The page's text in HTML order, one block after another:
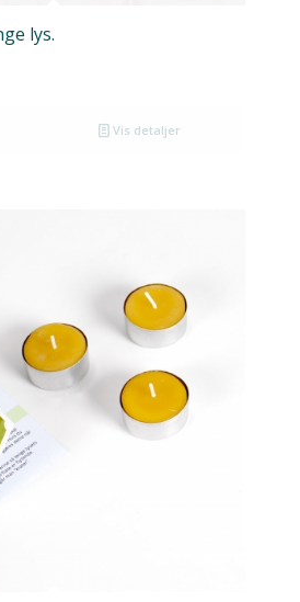
lys.
Vis detaljer